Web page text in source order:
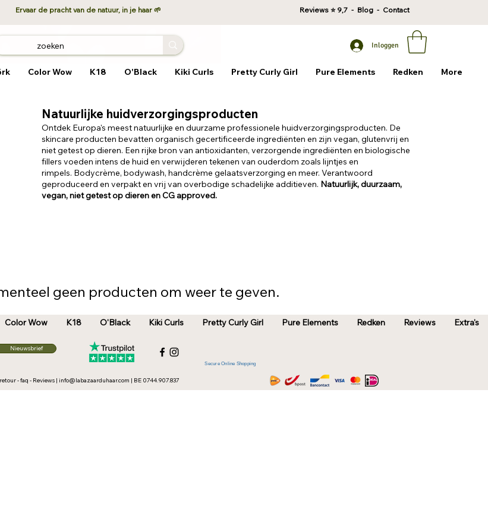
Ervaar de pracht van de natuur, in je haar 🌱 Reviews⭐ 9,7 - Blog- Contact
Inloggen
Color Wow K18 O'Black Kiki Curls Pretty Curly Girl Pure Elements Redken More
Natuurlijke huidverzorgingsproducten
Ontdek Europa's meest natuurlijke en duurzame professionele huidverzorgingsproducten. De
skincare producten bevatten organisch gecertificeerde ingrediënten en zijn vegan, glutenvrij en
niet getest op dieren. Een rijke bron van antioxidanten, verzorgende ingrediënten en biologische
fillers voeden intens de huid en verwijderen tekenen van ouderdom zoals lijntjes en
rimpels. Bodycrème, bodywash, handcrème gelaatsverzorging en meer. Verantwoord
geproduceerd en verpakt en vrij van overbodige schadelijke additieven. Natuurlijk, duurzaam,
vegan, niet getest op dieren en CG approved.
geen producten om weer te geven.
Color Wow K18 O'Black Kiki Curls Pretty Curly Girl Pure Elements Redken Reviews Extra's
Nieuwsbrief
Secure Online Shopping
-faq - Reviews | info@labazaarduhaar.com | BE 0744.907.837